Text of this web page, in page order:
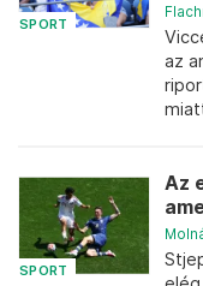
SPORT
az
SPORT
Az